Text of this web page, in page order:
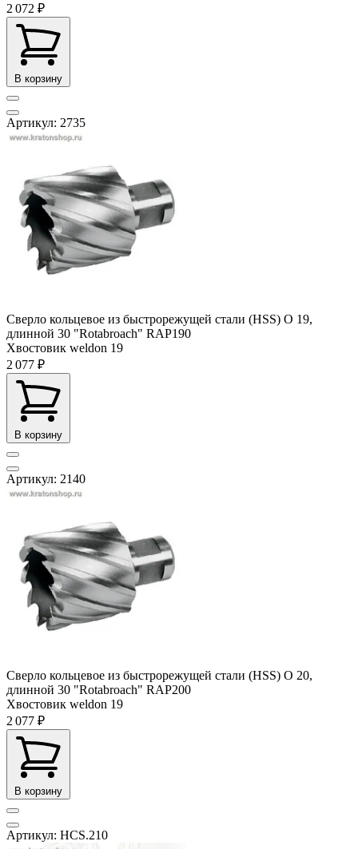
2 072 ₽
В корзину
Артикул: 2735
Сверло кольцевое из быстрорежущей стали (HSS) О 19,
длинной 30 "Rotabroach" RAP190
Хвостовик weldon 19
2 077 ₽
В корзину
Артикул: 2140
Сверло кольцевое из быстрорежущей стали (HSS) О 20,
длинной 30 "Rotabroach" RAP200
Хвостовик weldon 19
2 077 ₽
В корзину
Артикул: HCS.210